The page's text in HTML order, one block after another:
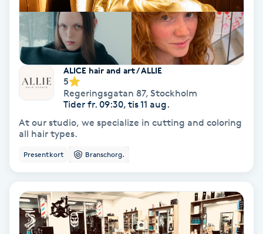
Japansk massage
K18
Katun fransar
Kemisk peeling
Keratinbehandling
Kinesiologi
ALICE hair and art / ALLIE
5
Regeringsgatan 87, Stockholm
Tider fr. 09:30, tis 11 aug.
At our studio, we specialize in cutting and coloring
all hair types.
Presentkort Branschorg.